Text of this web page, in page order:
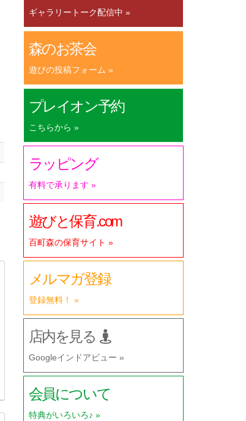
ギャラリートーク配信中 »
森のお茶会
遊びの投稿フォーム »
プレイオン予約
こちらから »
ラッピング
有料で承ります »
遊びと保育.com
百町森の保育サイト »
メルマガ登録
登録無料！ »
店内を見る
Googleインドアビュー »
会員について
特典がいろいろ♪ »